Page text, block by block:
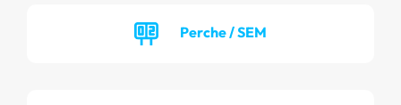
Perche / SEM